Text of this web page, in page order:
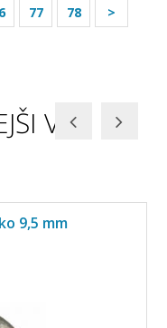
77 78
>
V
9,5 mm